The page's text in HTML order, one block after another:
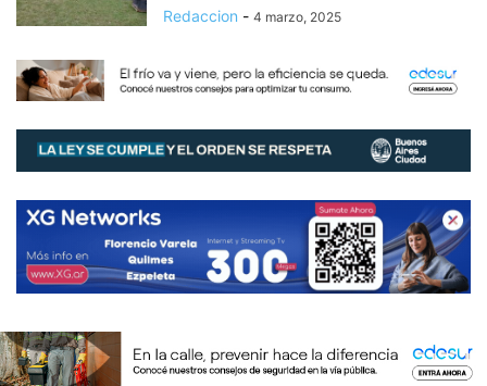
Redaccion - 4 marzo, 2025